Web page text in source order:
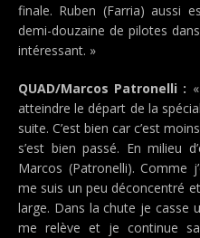
finale. Ruben (Farria) aussi
demi-douzaine de pilotes
intéressant. »
QUAD/Marcos Patronelli :
atteindre le départ de la
suite. C’est bien car c’est
s’est bien passé. En milieu
Marcos (Patronelli). Comme
me suis un peu déconcentré
large. Dans la chute je casse
me relève et je continue